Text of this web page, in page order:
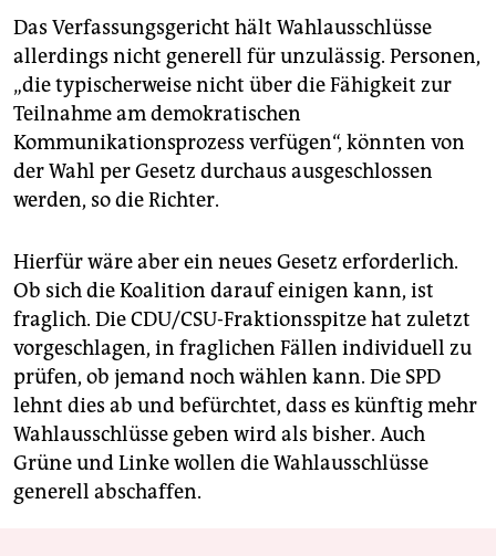
Das Verfassungsgericht hält Wahlausschlüsse
allerdings nicht generell für unzulässig. Personen,
„die typischerweise nicht über die Fähigkeit zur
Teilnahme am demokratischen
Kommunikationsprozess verfügen“, könnten von
der Wahl per Gesetz durchaus ausgeschlossen
werden, so die Richter.
Hierfür wäre aber ein neues Gesetz erforderlich.
Ob sich die Koalition darauf einigen kann, ist
fraglich. Die CDU/CSU-Fraktionsspitze hat zuletzt
vorgeschlagen, in fraglichen Fällen individuell zu
prüfen, ob jemand noch wählen kann. Die SPD
lehnt dies ab und befürchtet, dass es künftig mehr
Wahlausschlüsse geben wird als bisher. Auch
Grüne und Linke wollen die Wahlausschlüsse
generell abschaffen.